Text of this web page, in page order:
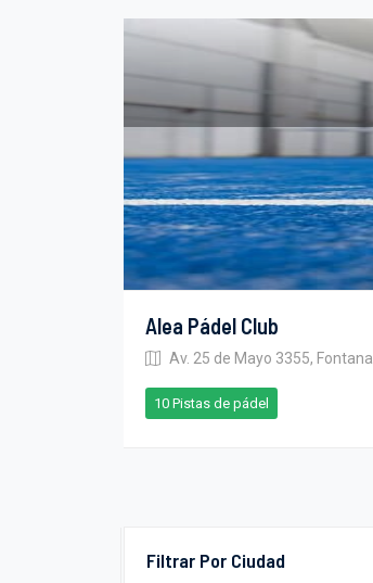
Filtrar Por Ciudad
Alea Pádel Club
Av. 25 de Mayo 3355, Fontana
10 Pistas de pádel